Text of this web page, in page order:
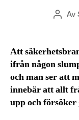
Av
Att
ifrån någon
och man ser att
innebär att allt
upp och